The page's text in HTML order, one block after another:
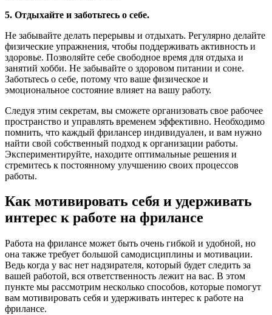
5. Отдыхайте и заботьтесь о себе.
Не забывайте делать перерывы и отдыхать. Регулярно делайте
физические упражнения, чтобы поддерживать активность и
здоровье. Позволяйте себе свободное время для отдыха и
занятий хобби. Не забывайте о здоровом питании и соне.
Заботьтесь о себе, потому что ваше физическое и
эмоциональное состояние влияет на вашу работу.
Следуя этим секретам, вы сможете организовать свое рабочее
пространство и управлять временем эффективно. Необходимо
помнить, что каждый фрилансер индивидуален, и вам нужно
найти свой собственный подход к организации работы.
Экспериментируйте, находите оптимальные решения и
стремитесь к постоянному улучшению своих процессов
работы.
Как мотивировать себя и удерживать
интерес к работе на фрилансе
Работа на фрилансе может быть очень гибкой и удобной, но
она также требует большой самодисциплины и мотивации.
Ведь когда у вас нет надзирателя, который будет следить за
вашей работой, вся ответственность лежит на вас. В этом
пункте мы рассмотрим несколько способов, которые помогут
вам мотивировать себя и удерживать интерес к работе на
фрилансе.